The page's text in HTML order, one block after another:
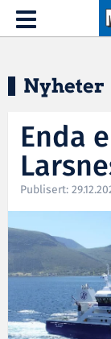
Hopp til
Toggle
navigation
Nyheter
Enda
Publisert: